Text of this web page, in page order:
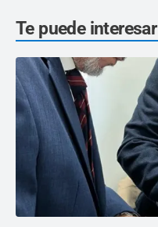
Te puede interesar